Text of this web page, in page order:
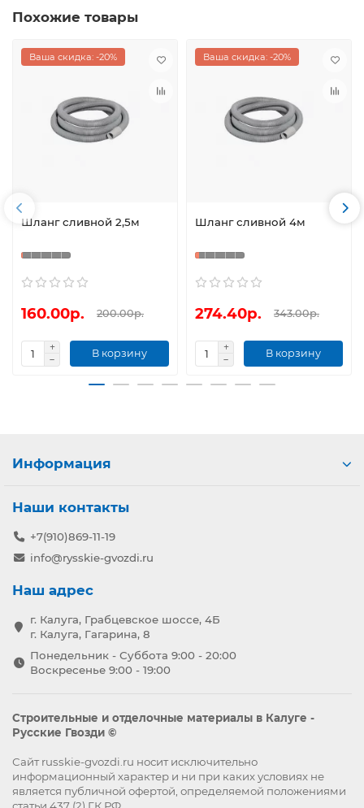
Похожие товары
Ваша скидка: -20%
Шланг сливной 2,5м
160.00р. 200.00р.
В корзину
Ваша скидка: -20%
Шланг сливной 4м
274.40р. 343.00р.
В корзину
Информация
Наши контакты
+7(910)869-11-19
info@rysskie-gvozdi.ru
Наш адрес
г. Калуга, Грабцевское шоссе, 4Б
г. Калуга, Гагарина, 8
Понедельник - Суббота 9:00 - 20:00
Воскресенье 9:00 - 19:00
Строительные и отделочные материалы в Калуге -
Русские Гвозди ©
Сайт russkie-gvozdi.ru носит исключительно
информационный характер и ни при каких условиях не
является публичной офертой, определяемой положениями